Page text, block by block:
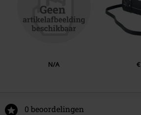
N/A
0 beoordelingen